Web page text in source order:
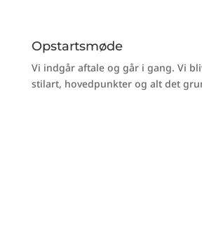
Opstartsmøde
Vi indgår aftale og går i gang. Vi
stilart, hovedpunkter og alt det